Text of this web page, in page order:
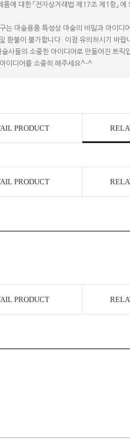
품에 대한 「전자상거래법 제17조 제1항」
는 마술용품 특성상 마술의 비밀과 아이
환불이 불가합니다. 이점 유의하시기 바랍
술사들의 소중한 아이디어로 만들어진 트릭
이디어를 소중히 해주세요^-^
PRODUCT
PRODUCT
PRODUCT